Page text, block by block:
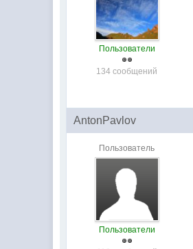
Пользователи
134 сообщений
AntonPavlov
Пользователь
Пользователи